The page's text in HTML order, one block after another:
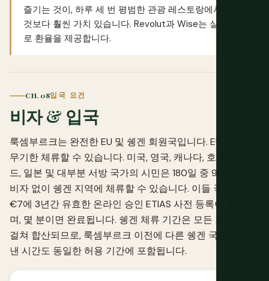
즐기는 것이, 하루 세 번 평범한 관광 레스토랑에서 먹는
것보다 훨씬 가치 있습니다. Revolut과 Wise는 실제 유
로 환율을 제공합니다.
CH. 08입국 요건
비자 & 입국
룩셈부르크는 완전한 EU 및 쉥겐 회원국입니다. EU 시민은
무기한 체류할 수 있습니다. 미국, 영국, 캐나다, 호주, 뉴질랜
드, 일본 및 대부분 서방 국가의 시민은 180일 중 90일 동안
비자 없이 쉥겐 지역에 체류할 수 있습니다. 이들 국적자는
€7에 3년간 유효한 온라인 승인 ETIAS 사전 등록이 필요하
며, 몇 분이면 완료됩니다. 쉥겐 체류 기간은 모든 회원국에
걸쳐 합산되므로, 룩셈부르크 이전에 다른 쉥겐 국가에서 보
낸 시간도 동일한 허용 기간에 포함됩니다.